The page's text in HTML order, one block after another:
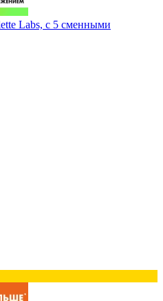
Labs, с 5 сменными